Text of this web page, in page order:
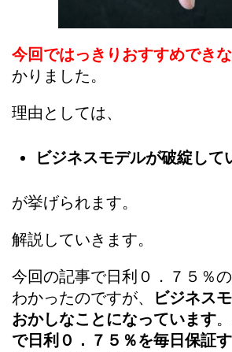
今回ではっきりおすすめでき
かりました。
理由としては、
ビジネスモデルが破綻して
が挙げられます。
解説していきます。
今回の記事で日利０．７５％
わかったのですが、
ビジネス
おかしなことになっています。
で日利０．７５％を毎日保証